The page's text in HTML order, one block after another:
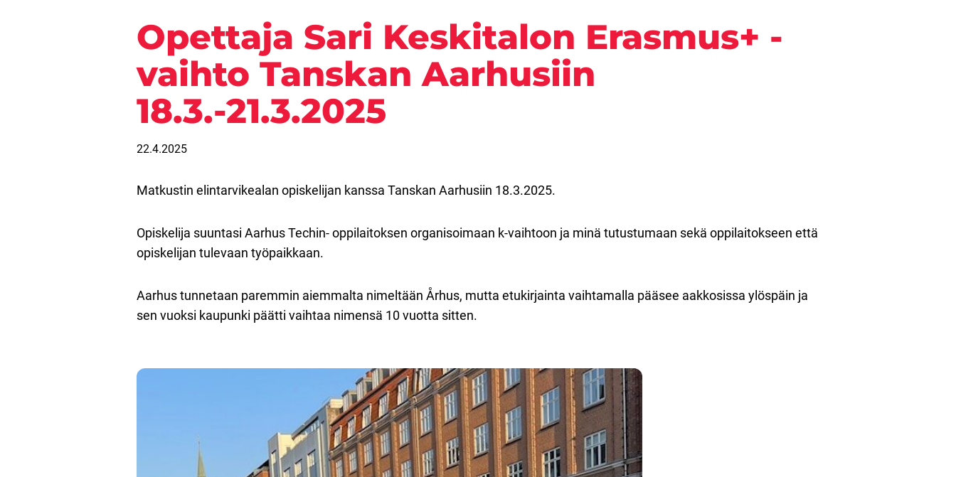
Opettaja Sari Keskitalon Erasmus+ -​
vaihto Tanskan Aarhusiin
18.3.-21.3.2025
22.4.2025
Matkustin elintarvikealan opiskelijan kanssa Tanskan Aarhusiin 18.3.2025.
Opiskelija suuntasi Aarhus Techin- oppilaitoksen organisoimaan k-vaihtoon ja minä tutustumaan sekä oppilaitokseen että
opiskelijan tulevaan työpaikkaan.
Aarhus tunnetaan paremmin aiemmalta nimeltään Århus, mutta etukirjainta vaihtamalla pääsee aakkosissa ylöspäin ja
sen vuoksi kaupunki päätti vaihtaa nimensä 10 vuotta sitten.